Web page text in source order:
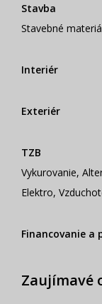
Stavba
Stavebné
Interiér
Exteriér
TZB
Vykurovanie,
Elektro,
Financovanie a
Zaujímavé